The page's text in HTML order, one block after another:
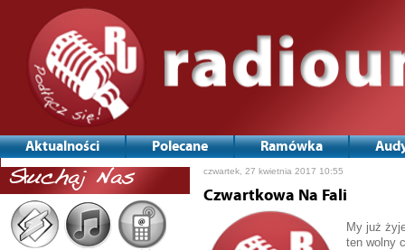
Aktualności Polecane Ramówka
Słuchaj Nas czwartek, 27 kwietnia 2017 10:55
Czwartkowa Na Fali
My już
ten wolny